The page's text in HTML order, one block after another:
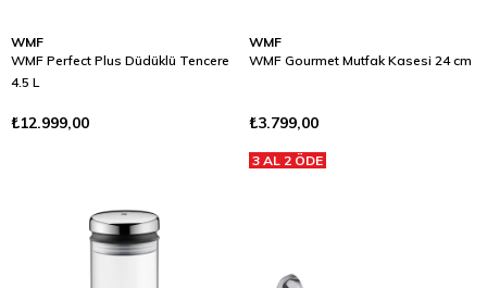
WMF
WMF Perfect Plus Düdüklü Tencere
4.5 L
₺12.999,00
WMF
WMF Gourmet Mutfak Kasesi 24 cm
₺3.799,00
3 AL 2 ÖDE